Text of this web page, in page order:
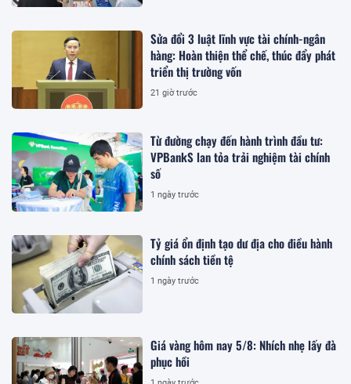
Sửa đổi 3 luật lĩnh vực tài chính-ngân
hàng: Hoàn thiện thể chế, thúc đẩy phát
triển thị trường vốn
21 giờ trước
Từ đường chạy đến hành trình đầu tư:
VPBankS lan tỏa trải nghiệm tài chính
số
1 ngày trước
Tỷ giá ổn định tạo dư địa cho điều hành
chính sách tiền tệ
1 ngày trước
Giá vàng hôm nay 5/8: Nhích nhẹ lấy đà
phục hồi